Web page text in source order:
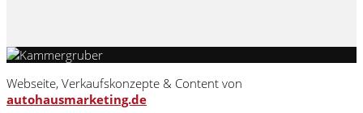
Webseite, Verkaufskonzepte & Content von
autohausmarketing.de